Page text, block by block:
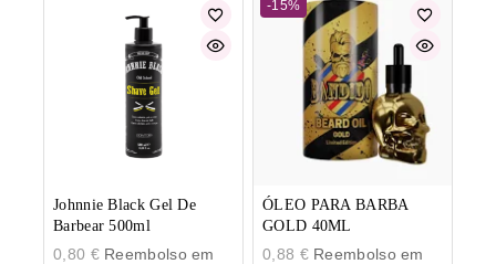
Johnnie Black Gel De
Barbear 500ml
0,80 €Reembolso em
-15%
ÓLEO PARA BARBA
GOLD 40ML
0,88 €Reembolso em